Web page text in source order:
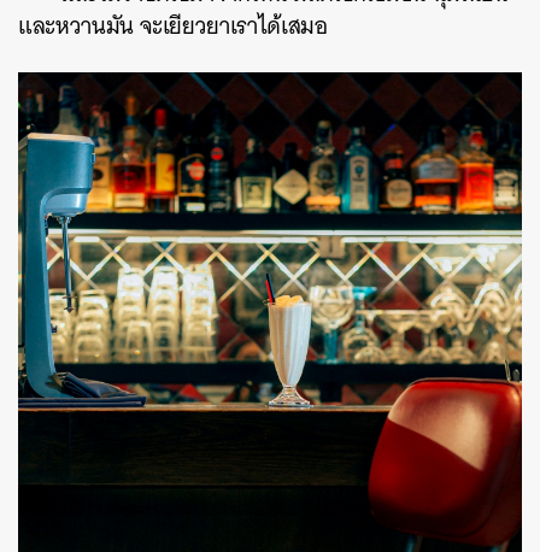
และหวานมัน จะเยียวยาเราได้เสมอ